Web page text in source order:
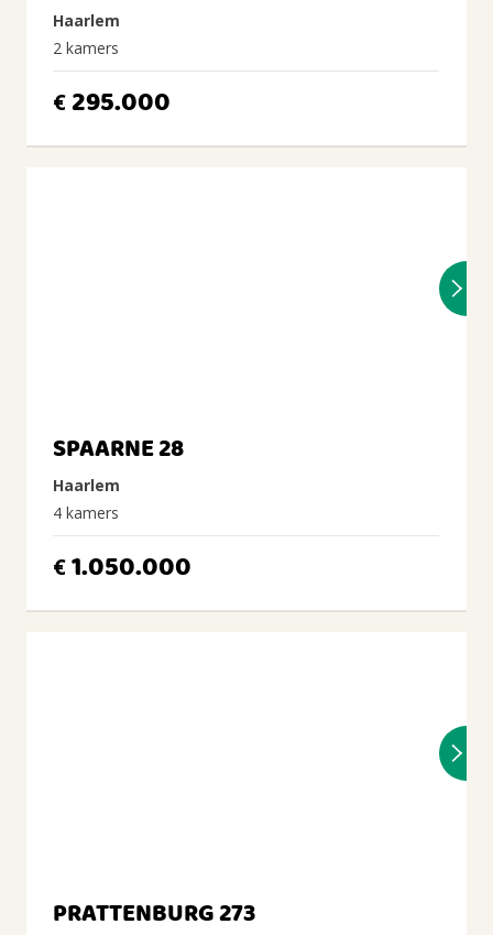
Haarlem
2 kamers
€295.000
SPAARNE 28
Haarlem
4 kamers
€1.050.000
PRATTENBURG 273